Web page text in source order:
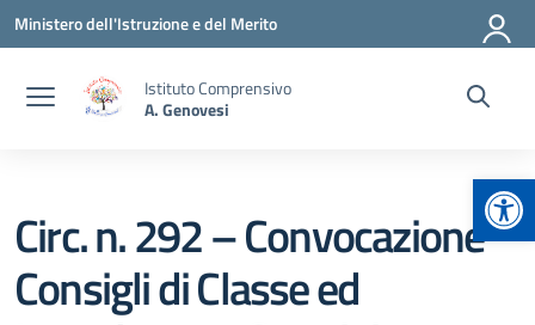
Vai ai contenuti
Vai al menu di navigazione
Vai al footer
Ministero dell'Istruzione e del Merito
Istituto Comprensivo
A. Genovesi
Circ. n. 292 – Convocazione
Consigli di Classe ed